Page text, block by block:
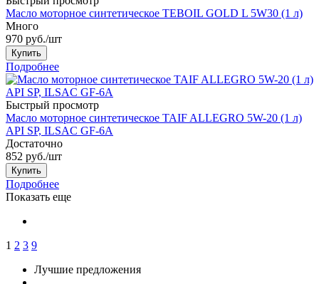
Масло моторное синтетическое TEBOIL GOLD L 5W30 (1 л)
Много
970 руб./шт
Купить
Подробнее
Быстрый просмотр
Масло моторное синтетическое TAIF ALLEGRO 5W-20 (1 л)
API SP, ILSAC GF-6A
Достаточно
852 руб./шт
Купить
Подробнее
Показать еще
1 2 3 9
Лучшие предложения